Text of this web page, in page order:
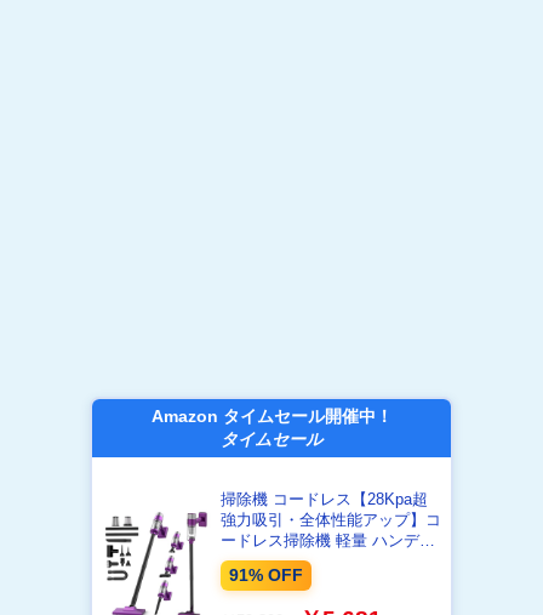
Amazon タイムセール開催中！
タイムセール
掃除機 コードレス【28Kpa超
強力吸引・全体性能アップ】コ
ードレス掃除機 軽量 ハンディ
ー スティッククリーナー USB
充電式 Purple
91% OFF